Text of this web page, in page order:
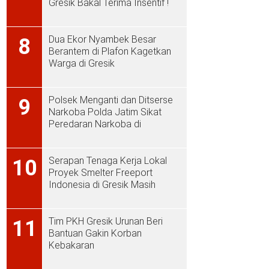
Gresik Bakal Terima Insentif !
8
Dua Ekor Nyambek Besar
Berantem di Plafon Kagetkan
Warga di Gresik
9
Polsek Menganti dan Ditserse
Narkoba Polda Jatim Sikat
Peredaran Narkoba di
10
Serapan Tenaga Kerja Lokal
Proyek Smelter Freeport
Indonesia di Gresik Masih
11
Tim PKH Gresik Urunan Beri
Bantuan Gakin Korban
Kebakaran